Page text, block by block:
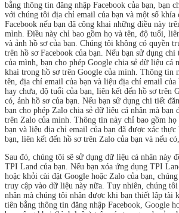
bằng thông tin đăng nhập Facebook của bạn, bạn
với chúng tôi địa chỉ email của bạn và một số khía
Facebook nếu bạn đã công khai những điều này
mình. Điều này chỉ bao gồm họ và tên, độ tuổi,
và ảnh hồ sơ của bạn. Chúng tôi không có quyền
trên hồ sơ Facebook của bạn. Nếu bạn sử dụng
của mình, bạn cho phép Google chia sẻ dữ liệu cá
khai trong hồ sơ trên Google của mình. Thông tin
tên, địa chỉ email của bạn và liệu địa chỉ email của
hay chưa, độ tuổi của bạn, liên kết đến hồ sơ trên
có, ảnh hồ sơ của bạn. Nếu bạn sử dụng chi tiết
bạn cho phép Zalo chia sẻ dữ liệu cá nhân mà bạn
trên Zalo của mình. Thông tin này chỉ bao gồm
bạn và liệu địa chỉ email của bạn đã được xác
bạn, liên kết đến hồ sơ trên Zalo của bạn và nếu
Sau đó, chúng tôi sẽ sử dụng dữ liệu cá nhân này
TPI Land của bạn. Nếu bạn xóa ứng dụng TPI
hoặc khỏi cài đặt Google hoặc Zalo của bạn,
truy cập vào dữ liệu này nữa. Tuy nhiên, chúng
nhân mà chúng tôi nhận được khi bạn thiết lập tài
tiên bằng thông tin đăng nhập Facebook, Google